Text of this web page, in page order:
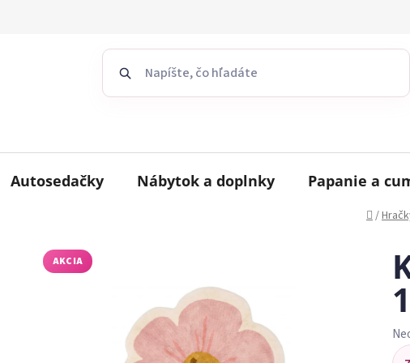
Autosedačky Nábytok a doplnky Papanie a
Domov
/
AKCIA